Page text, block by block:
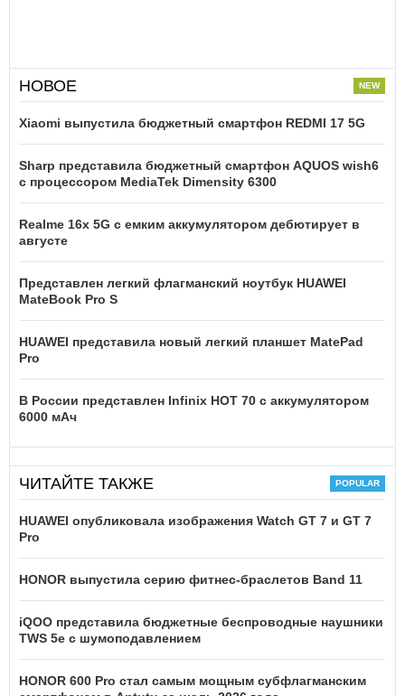
НОВОЕ
Xiaomi выпустила бюджетный смартфон REDMI 17 5G
Sharp представила бюджетный смартфон AQUOS wish6
с процессором MediaTek Dimensity 6300
Realme 16x 5G с емким аккумулятором дебютирует в
августе
Представлен легкий флагманский ноутбук HUAWEI
MateBook Pro S
HUAWEI представила новый легкий планшет MatePad
Pro
В России представлен Infinix HOT 70 с аккумулятором
6000 мАч
ЧИТАЙТЕ ТАКЖЕ
HUAWEI опубликовала изображения Watch GT 7 и GT 7
Pro
HONOR выпустила серию фитнес-браслетов Band 11
iQOO представила бюджетные беспроводные наушники
TWS 5e с шумоподавлением
HONOR 600 Pro стал самым мощным субфлагманским